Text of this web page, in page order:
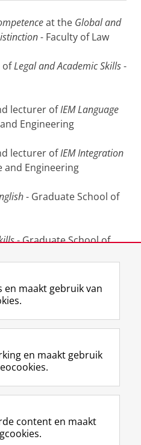
at the Global and
- Faculty of Law
ofLegal and Academic Skills-
lecturer ofIEM Language
Engineering
lecturer ofIEM Integration
and Engineering
- Graduate School of
- Graduate School of
2023 12:22
F
a
e
b
o
p
a
L
i
k
e
I
-
p
R
S
-
f
e
R
I
n
t
r
m
Y
o
T
e
k
en maakt gebruik van
en maakt gebruik
content en maakt